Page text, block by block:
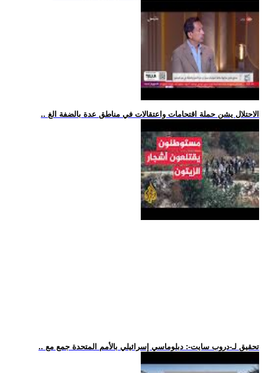
.. الاحتلال يشن حملة اقتحامات واعتقالات في مناطق عدة بالضفة الغ
.. تحقيق لـ-دروب سايت-: دبلوماسي إسرائيلي بالأمم المتحدة جمع مع